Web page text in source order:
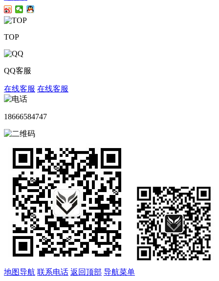
TOP
QQ客服
在线客服 在线客服
18666584747
地图导航 联系电话 返回顶部 导航菜单